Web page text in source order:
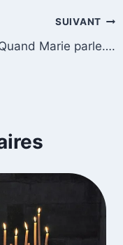
SUIVANT
Marie parle….